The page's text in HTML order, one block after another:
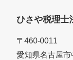
ひさや税理
〒460-0011
愛知県名古屋